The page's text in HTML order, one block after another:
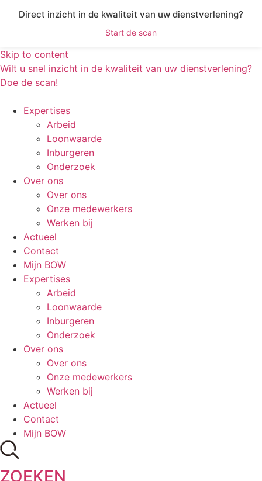
Direct inzicht in de kwaliteit van uw dienstverlening?
Start de scan
Skip to content
Wilt u snel inzicht in de kwaliteit van uw dienstverlening?
Doe de scan!
Expertises
Arbeid
Loonwaarde
Inburgeren
Onderzoek
Over ons
Over ons
Onze medewerkers
Werken bij
Actueel
Contact
Mijn BOW
Expertises
Arbeid
Loonwaarde
Inburgeren
Onderzoek
Over ons
Over ons
Onze medewerkers
Werken bij
Actueel
Contact
Mijn BOW
ZOEKEN